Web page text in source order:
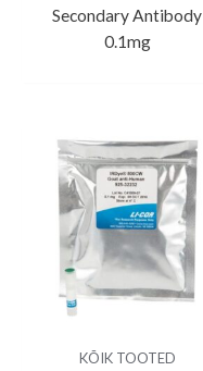
Secondary Antibody
0.1mg
KÕIK TOOTED